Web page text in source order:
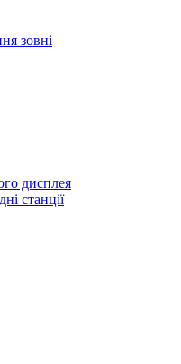
зовні
дисплея
станції